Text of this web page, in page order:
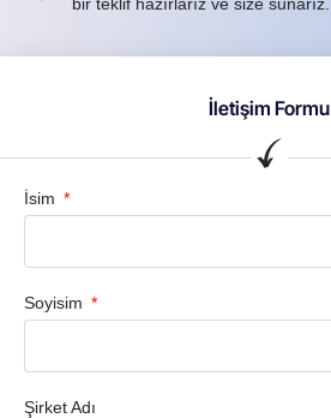
İletişim Formu
İsim
Soyisim
Şirket Adı